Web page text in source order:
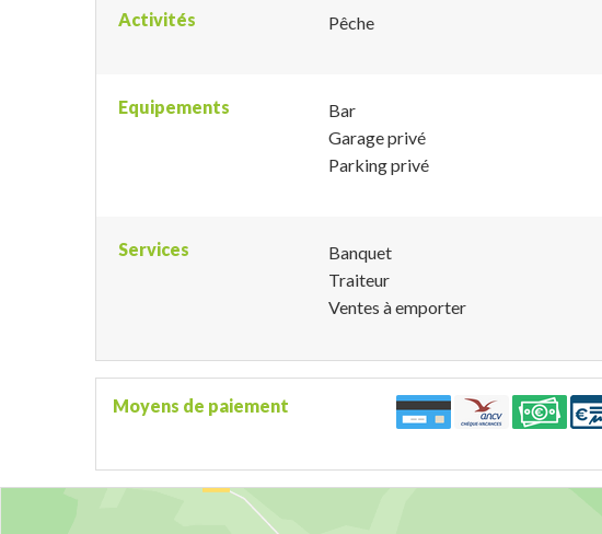
Activités Pêche
Equipements
Bar
Garage privé
Parking privé
Services
Banquet
Traiteur
Ventes à emporter
Moyens de paiement